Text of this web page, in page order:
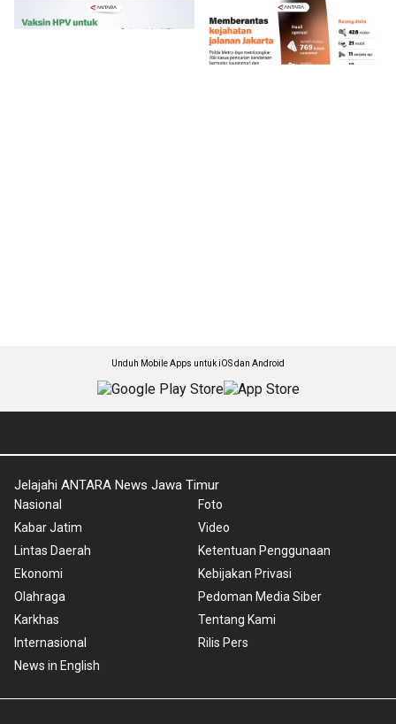
Unduh Mobile Apps untuk iOS dan Android
Jelajahi ANTARA News Jawa Timur
Nasional
Kabar Jatim
Lintas Daerah
Ekonomi
Olahraga
Karkhas
Internasional
News in English
Foto
Video
Ketentuan Penggunaan
Kebijakan Privasi
Pedoman Media Siber
Tentang Kami
Rilis Pers